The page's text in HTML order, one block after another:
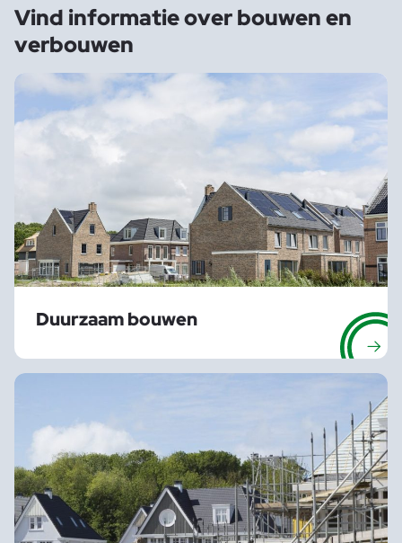
Vind informatie overbouwen en
verbouwen
Duurzaam bouwen